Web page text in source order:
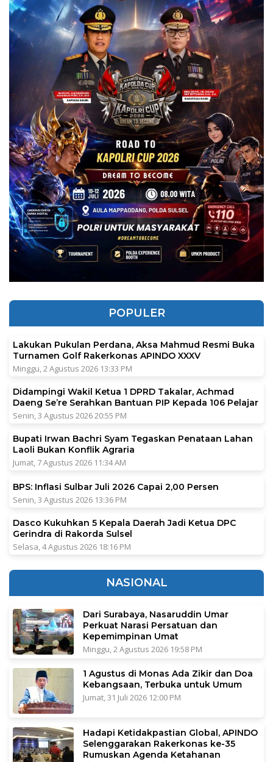
POPULER
Lakukan Pukulan Perdana, Aksa Mahmud Resmi Buka
Turnamen Golf Rakerkonas APINDO XXXV
Minggu, 2 Agustus 2026 13:33 PM
Didampingi Wakil Ketua 1 DPRD Takalar, Achmad
Daeng Se’re Serahkan Bantuan PIP Kepada 106 Pelajar
Senin, 3 Agustus 2026 20:55 PM
Bupati Irwan Bachri Syam Tegaskan Penataan Lahan
Laoli Bukan Konflik Agraria
Jumat, 7 Agustus 2026 11:34 AM
BPS: Inflasi Sulbar Juli 2026 Capai 2,00 Persen
Senin, 3 Agustus 2026 13:36 PM
Dasco Kukuhkan 5 Kepala Daerah Jadi Ketua DPC
Gerindra di Rakorda Sulsel
Selasa, 4 Agustus 2026 18:16 PM
NASIONAL
Dari Surabaya, Nasaruddin Umar
Perkuat Narasi Persatuan dan
Kepemimpinan Umat
Minggu, 2 Agustus 2026 19:58 PM
1 Agustus di Monas Ada Zikir dan Doa
Kebangsaan, Terbuka untuk Umum
Jumat, 31 Juli 2026 12:00 PM
Hadapi Ketidakpastian Global, APINDO
Selenggarakan Rakerkonas ke-35
Rumuskan Agenda Ketahanan